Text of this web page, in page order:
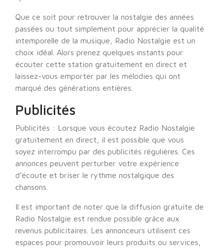
Que ce soit pour retrouver la nostalgie des années
passées ou tout simplement pour apprécier la qualité
intemporelle de la musique, Radio Nostalgie est un
choix idéal. Alors prenez quelques instants pour
écouter cette station gratuitement en direct et
laissez-vous emporter par les mélodies qui ont
marqué des générations entières.
Publicités
Publicités : Lorsque vous écoutez Radio Nostalgie
gratuitement en direct, il est possible que vous
soyez interrompu par des publicités régulières. Ces
annonces peuvent perturber votre expérience
d’écoute et briser le rythme nostalgique des
chansons.
Il est important de noter que la diffusion gratuite de
Radio Nostalgie est rendue possible grâce aux
revenus publicitaires. Les annonceurs utilisent ces
espaces pour promouvoir leurs produits ou services,